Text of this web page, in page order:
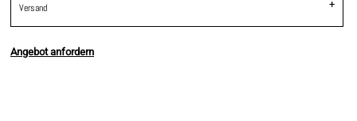
Versand
Angebot anfordern